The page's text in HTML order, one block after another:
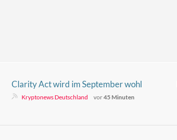
Clarity Act wird im September wohl
scheitern. Werden Kryptopreise
Kryptonews Deutschland vor45 Minuten